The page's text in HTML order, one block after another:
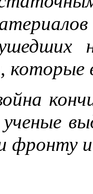
которые
фронту и